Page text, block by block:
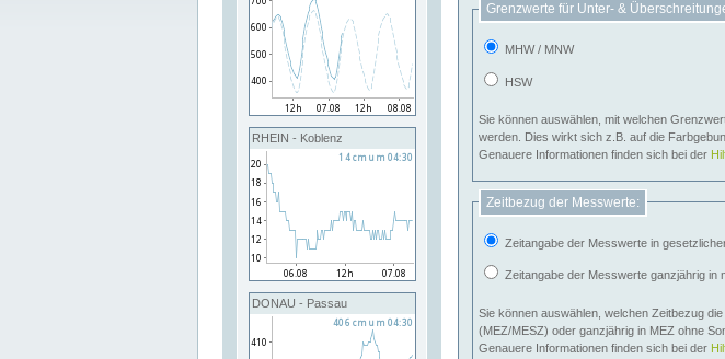
RHEIN - Koblenz
DONAU - Passau
Grenzwerte für Unter- &
MHW / MNW
HSW
Sie können auswählen, mit welchen
werden. Dies wirkt sich z.B. auf die
Genauere Informationen finden sich bei der
Zeitbezug der Messwerte:
Zeitangabe der Messwerte in
Zeitangabe der Messwerte ganzjährig in
Sie können auswählen, welchen Zeitbezug
(MEZ/MESZ) oder ganzjährig in MEZ ohne
Genauere Informationen finden sich bei der